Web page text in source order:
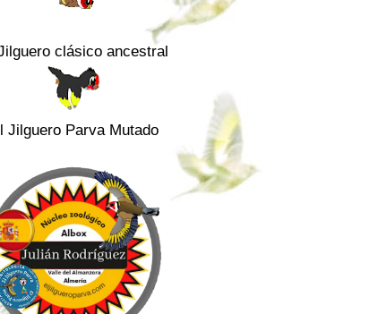
clásico ancestral
Jilguero Parva Mutado